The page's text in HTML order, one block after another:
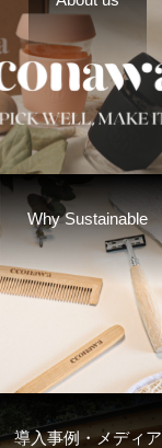
Why Sustainable
導入事例・メディア